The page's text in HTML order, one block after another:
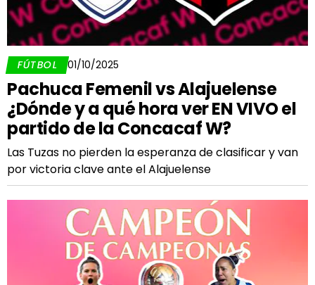
FÚTBOL 01/10/2025
Pachuca Femenil vs Alajuelense
¿Dónde y a qué hora ver EN VIVO el
partido de la Concacaf W?
Las Tuzas no pierden la esperanza de clasificar y van
por victoria clave ante el Alajuelense